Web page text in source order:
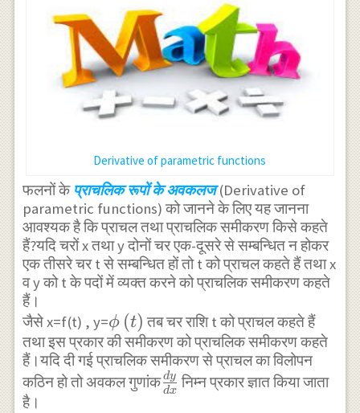
Derivative of parametric functions
फलनों के प्राचलिक रूपों के अवकलज(Derivative of
parametric functions) को जानने के लिए यह जानना
आवश्यक है कि प्राचल तथा प्राचलिक समीकरण किसे कहते
हैं?यदि चरों x तथा y दोनों चर एक-दूसरे से सम्बन्धित न होकर
एक तीसरे चर t से सम्बन्धित हों तो t को प्राचल कहते हैं तथा x
व y को t के पदों में व्यक्त करने को प्राचलिक समीकरण कहते
हैं।
जैसे x=f(t) , y=\phi
\left( t
\right)
ϕ (t) तब चर राशि t को प्राचल कहते हैं
तथा इस प्रकार की समीकरण को प्राचलिक समीकरण कहते
हैं।यदि दी गई प्राचलिक समीकरण से प्राचल का विलोपन
कठिन हो तो अवकल गुणांक\frac
dx
dy निम्न प्रकार ज्ञात किया जाता
है।